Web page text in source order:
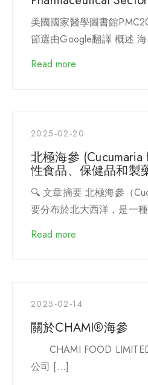
美國國家醫學圖書館
節選由Google翻譯 概述
Read more
2025-02-20
北極海參 (Cucumaria
性食品、保健品和製
🔍 文章摘要 北極海參（
要分布於北大西洋，是一
Read more
2025-02-14
關於CHAMI®海參
CHAMI FOOD
公司 […]